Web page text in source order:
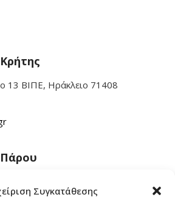
Συγκατάθεσης
13 ΒΙΠΕ, Ηράκλειο 71408
Πάρος 84400